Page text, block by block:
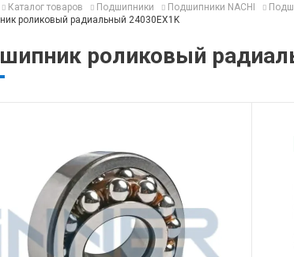
Каталог товаров Подшипники Подшипники NACHI
роликовый радиальный 24030EX1K
роликовый